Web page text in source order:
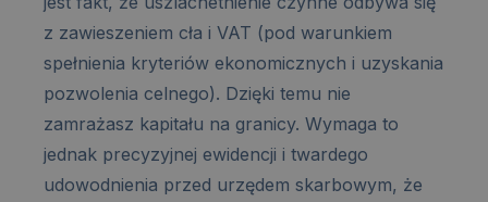
z zawieszeniem cła i VAT (pod warunkiem
spełnienia kryteriów ekonomicznych i uzyskania
pozwolenia celnego). Dzięki temu nie
zamrażasz kapitału na granicy. Wymaga to
jednak precyzyjnej ewidencji i twardego
udowodnienia przed urzędem skarbowym, że